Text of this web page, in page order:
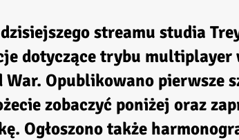
streamu studia
dotyczące trybu multiplayer
War. Opublikowano pierwsze
zobaczyć poniżej oraz
Ogłoszono także